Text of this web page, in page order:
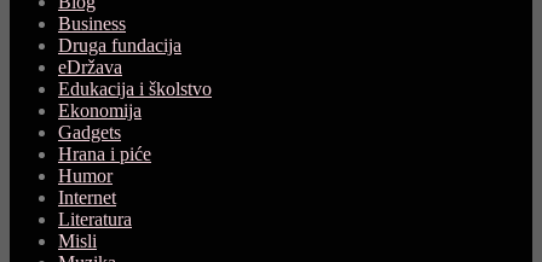
Business
Druga fundacija
eDržava
Edukacija i školstvo
Ekonomija
Gadgets
Hrana i piće
Humor
Internet
Literatura
Misli